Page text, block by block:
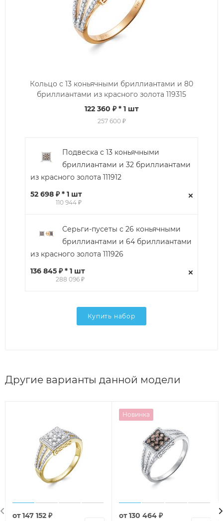
Кольцо с 13 коньячными бриллиантами и 80
бриллиантами из красного золота 119315
122 360 ₽ * 1 шт
257 600 ₽
Подвеска с 13 коньячными
бриллиантами и 32 бриллиантами
из красного золота 111912
52 698 ₽ * 1 шт
110 944 ₽
Серьги-пусеты с 26 коньячными
бриллиантами и 64 бриллиантами
из красного золота 111926
136 845 ₽ * 1 шт
288 096 ₽
Купить набор
Другие варианты данной модели
от147 152 ₽
Новинка
от130 464 ₽